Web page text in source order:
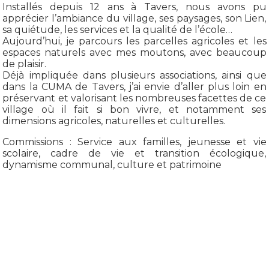
Installés depuis 12 ans à Tavers, nous avons pu
apprécier l’ambiance du village, ses paysages, son Lien,
sa quiétude, les services et la qualité de l’école…
Aujourd’hui, je parcours les parcelles agricoles et les
espaces naturels avec mes moutons, avec beaucoup
de plaisir.
Déjà impliquée dans plusieurs associations, ainsi que
dans la CUMA de Tavers, j’ai envie d’aller plus loin en
préservant et valorisant les nombreuses facettes de ce
village où il fait si bon vivre, et notamment ses
dimensions agricoles, naturelles et culturelles.
Commissions : Service aux familles, jeunesse et vie
scolaire, cadre de vie et transition écologique,
dynamisme communal, culture et patrimoine